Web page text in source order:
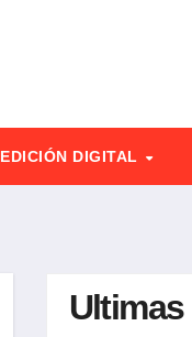
EDICIÓN DIGITAL